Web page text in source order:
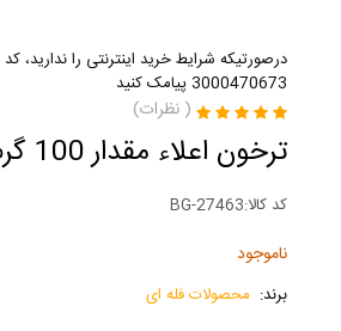
درصورتیکه شرایط خرید اینترنتی را ندارید، کد
3000470673 پیامک کنید
( نظرات)
ترخون اعلاء مقدار 100 گرم
کد کالا:BG-27463
ناموجود
برند: محصولات فله ای